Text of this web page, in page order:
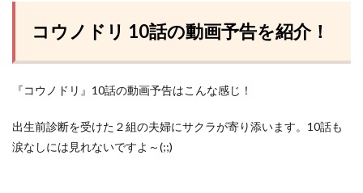
コウノドリ 10話の動画予告を紹介！
『コウノドリ』10話の動画予告はこんな感じ！
出生前診断を受けた２組の夫婦にサクラが寄り添います。10話も
涙なしには見れないですよ～(;;)